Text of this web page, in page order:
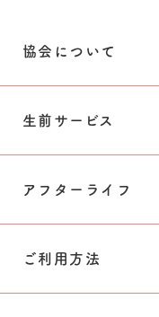
協会について
生前サービス
アフターライフ
ご利用方法